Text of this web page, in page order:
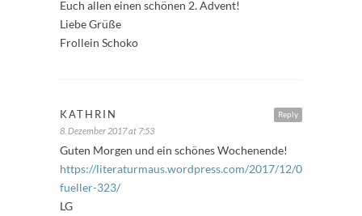
Euch allen einen schönen 2. Advent!
Liebe Grüße
Frollein Schoko
Reply
KATHRIN
8. Dezember 2017 at 7:53
Guten Morgen und ein schönes Wochenende!
https://literaturmaus.wordpress.com/2017/12/08/freitags-
fueller-323/
LG